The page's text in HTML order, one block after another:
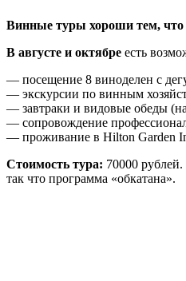
Винные туры хороши тем, что
В августе и октябре есть
— посещение 8 виноделен с
— экскурсии по винным
— завтраки и видовые обеды
— сопровождение
— проживание в Hilton Garden
Стоимость тура: 70000
так что программа «обкатана».